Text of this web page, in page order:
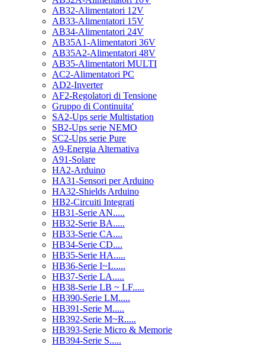
AB32-Alimentatori 12V
AB33-Alimentatori 15V
AB34-Alimentatori 24V
AB35A1-Alimentatori 36V
AB35A2-Alimentatori 48V
AB35-Alimentatori MULTI
AC2-Alimentatori PC
AD2-Inverter
AF2-Regolatori di Tensione
Gruppo di Continuita'
SA2-Ups serie Multistation
SB2-Ups serie NEMO
SC2-Ups serie Pure
A9-Energia Alternativa
A91-Solare
HA2-Arduino
HA31-Sensori per Arduino
HA32-Shields Arduino
HB2-Circuiti Integrati
HB31-Serie AN.....
HB32-Serie BA.....
HB33-Serie CA....
HB34-Serie CD....
HB35-Serie HA.....
HB36-Serie I~L.....
HB37-Serie LA.....
HB38-Serie LB ~ LF.....
HB390-Serie LM.....
HB391-Serie M.....
HB392-Serie M~R.....
HB393-Serie Micro & Memorie
HB394-Serie S.....